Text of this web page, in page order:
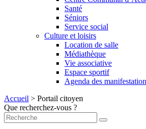
Santé
Séniors
Service social
Culture et loisirs
Location de salle
Médiathèque
Vie associative
Espace sportif
Agenda des
Accueil > Portail citoyen
Que recherchez-vous ?